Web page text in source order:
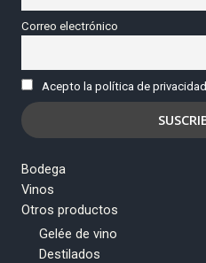
Correo electrónico
Acepto la política de privacidad
Bodega
Vinos
Otros productos
Gelée de vino
Destilados